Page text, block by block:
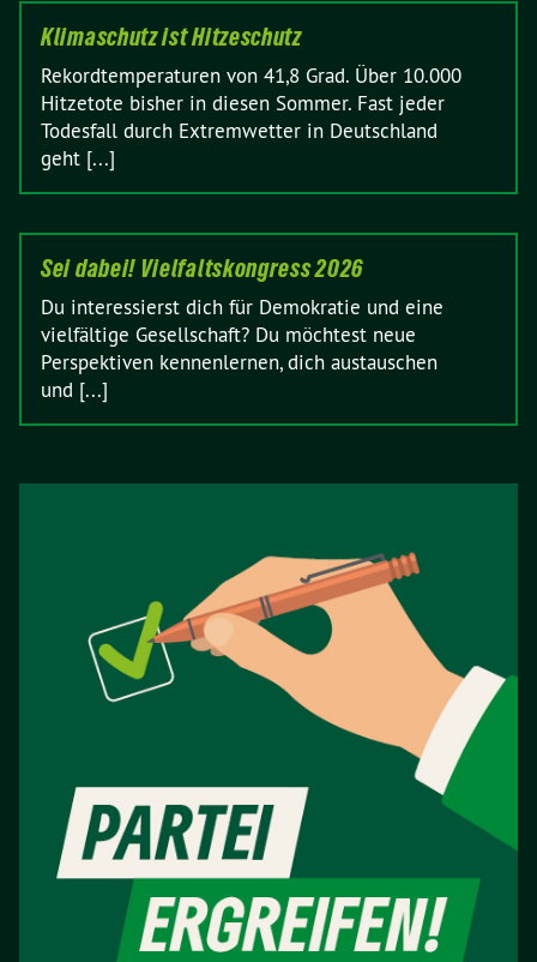
Klimaschutz ist Hitzeschutz
Rekordtemperaturen von 41,8 Grad. Über 10.000
Hitzetote bisher in diesen Sommer. Fast jeder
Todesfall durch Extremwetter in Deutschland
geht [...]
Sei dabei! Vielfaltskongress 2026
Du interessierst dich für Demokratie und eine
vielfältige Gesellschaft? Du möchtest neue
Perspektiven kennenlernen, dich austauschen
und [...]